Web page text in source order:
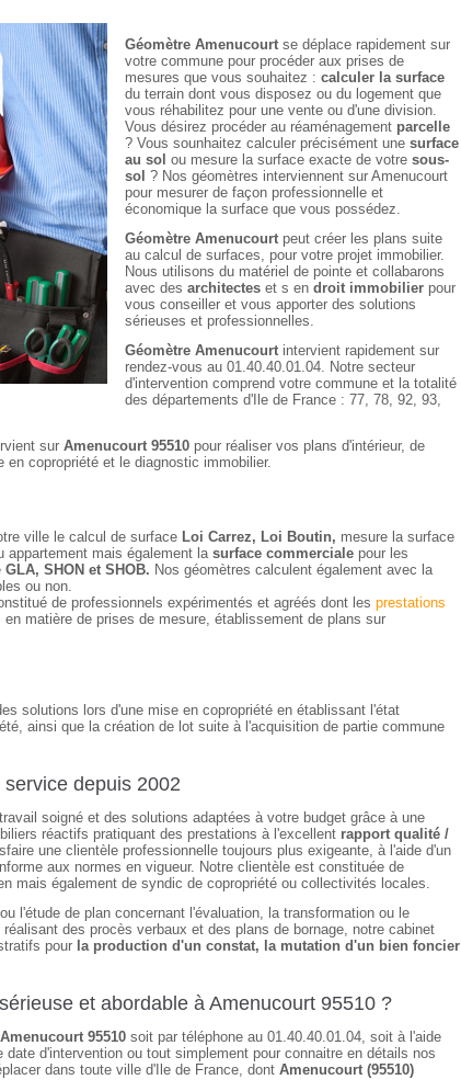
Géomètre Amenucourt se déplace rapidement sur
votre commune pour procéder aux prises de
mesures que vous souhaitez : calculer la surface
du terrain dont vous disposez ou du logement que
vous réhabilitez pour une vente ou d'une division.
Vous désirez procéder au réaménagement parcelle
? Vous sounhaitez calculer précisément une surface
au sol ou mesure la surface exacte de votre sous-
sol ? Nos géomètres interviennent sur Amenucourt
pour mesurer de façon professionnelle et
économique la surface que vous possédez.
Géomètre Amenucourt peut créer les plans suite
au calcul de surfaces, pour votre projet immobilier.
Nous utilisons du matériel de pointe et collabarons
avec des architectes et s en droit immobilier pour
vous conseiller et vous apporter des solutions
sérieuses et professionnelles.
Géomètre Amenucourt intervient rapidement sur
rendez-vous au 01.40.40.01.04. Notre secteur
d'intervention comprend votre commune et la totalité
des départements d'Ile de France : 77, 78, 92, 93,
sur Amenucourt 95510 pour réaliser vos plans d'intérieur, de
copropriété et le diagnostic immobilier.
ville le calcul de surface Loi Carrez, Loi Boutin, mesure la surface
appartement mais également la surface commerciale pour les
GLA, SHON et SHOB. Nos géomètres calculent également avec la
ou non.
de professionnels expérimentés et agréés dont les prestations
matière de prises de mesure, établissement de plans sur
solutions lors d'une mise en copropriété en établissant l'état
ainsi que la création de lot suite à l'acquisition de partie commune
depuis 2002
soigné et des solutions adaptées à votre budget grâce à une
réactifs pratiquant des prestations à l'excellent rapport qualité /
une clientèle professionnelle toujours plus exigeante, à l'aide d'un
aux normes en vigueur. Notre clientèle est constituée de
mais également de syndic de copropriété ou collectivités locales.
l'étude de plan concernant l'évaluation, la transformation ou le
des procès verbaux et des plans de bornage, notre cabinet
pour la production d'un constat, la mutation d'un bien foncier
et abordable à Amenucourt 95510 ?
95510 soit par téléphone au 01.40.40.01.04, soit à l'aide
date d'intervention ou tout simplement pour connaitre en détails nos
dans toute ville d'Ile de France, dont Amenucourt (95510)